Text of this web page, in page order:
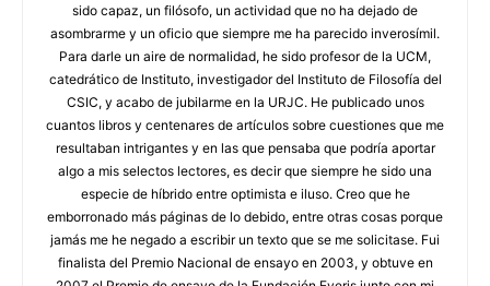
sido capaz, un filósofo, un actividad que no ha dejado de
asombrarme y un oficio que siempre me ha parecido inverosímil.
Para darle un aire de normalidad, he sido profesor de la UCM,
catedrático de Instituto, investigador del Instituto de Filosofía del
CSIC, y acabo de jubilarme en la URJC. He publicado unos
cuantos libros y centenares de artículos sobre cuestiones que me
resultaban intrigantes y en las que pensaba que podría aportar
algo a mis selectos lectores, es decir que siempre he sido una
especie de híbrido entre optimista e iluso. Creo que he
emborronado más páginas de lo debido, entre otras cosas porque
jamás me he negado a escribir un texto que se me solicitase. Fui
finalista del Premio Nacional de ensayo en 2003, y obtuve en